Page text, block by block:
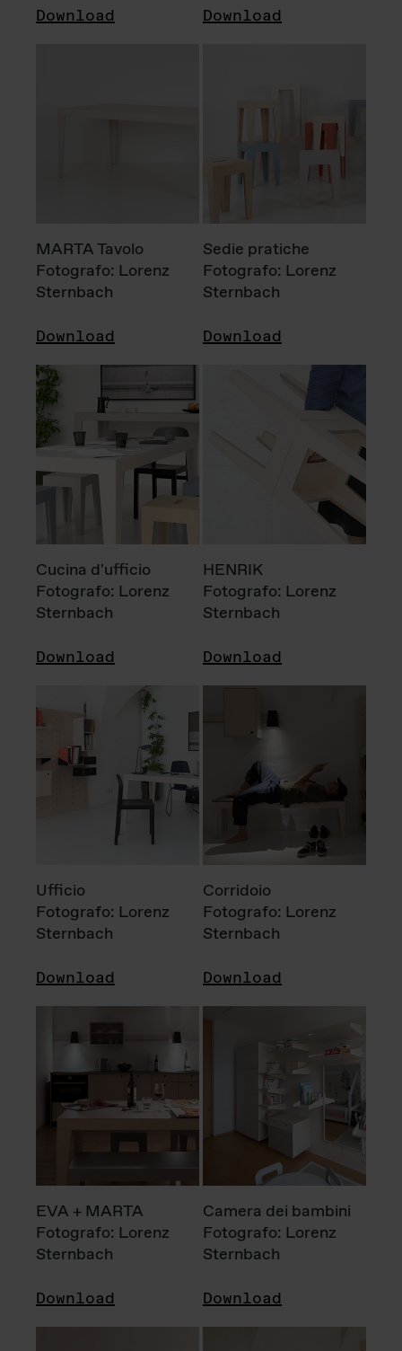
Download Download
MARTA Tavolo
Fotografo: Lorenz
Sternbach
Download
Sedie pratiche
Fotografo: Lorenz
Sternbach
Download
Cucina d'ufficio
Fotografo: Lorenz
Sternbach
Download
HENRIK
Fotografo: Lorenz
Sternbach
Download
Ufficio
Fotografo: Lorenz
Sternbach
Download
Corridoio
Fotografo: Lorenz
Sternbach
Download
EVA + MARTA
Fotografo: Lorenz
Sternbach
Download
Camera dei bambini
Fotografo: Lorenz
Sternbach
Download